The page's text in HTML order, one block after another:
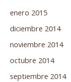
enero 2015
diciembre 2014
noviembre 2014
octubre 2014
septiembre 2014